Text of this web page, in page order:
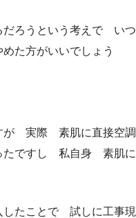
だろうという考えで いつ
た方がいいでしょう
が 実際 素肌に直接空調
たですし 私自身 素肌に
したことで 試しに工事現